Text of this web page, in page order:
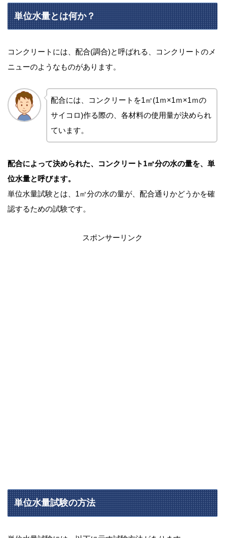
単位水量とは何か？
コンクリートには、配合(調合)と呼ばれる、コンクリートのメ
ニューのようなものがあります。
配合には、コンクリートを1㎥(1ｍ×1ｍ×1ｍの
サイコロ)作る際の、各材料の使用量が決められ
ています。
配合によって決められた、コンクリート1㎥分の水の量を、単
位水量と呼びます。
単位水量試験とは、1㎥分の水の量が、配合通りかどうかを確
認するための試験です。
スポンサーリンク
単位水量試験の方法